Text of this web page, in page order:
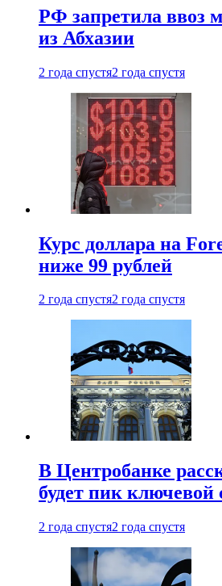
РФ запретила ввоз
из Абхазии
2 года спустя2 года спустя
Курс доллара на
ниже 99 рублей
2 года спустя2 года спустя
В Центробанке
будет пик ключевой
2 года спустя2 года спустя